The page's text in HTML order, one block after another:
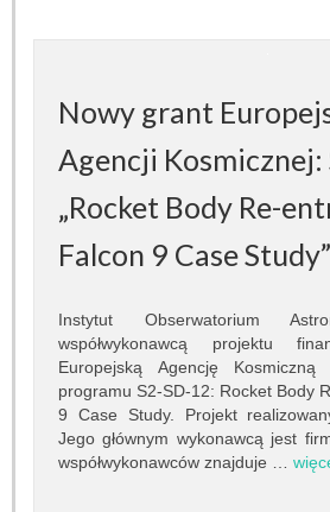
Dziedziny badań
Seminaria
Publikacje
Granty
Projekty
Konferencje
Serwisy sieciowe
STUDIA
Nowy grant
Agencji Kosmicznej:
„Rocket Body Re-
Falcon 9 Case Study”
Instytut Obserwatorium
współwykonawcą projektu
Europejską Agencję
programu S2-SD-12: Rocket Body
9 Case Study. Projekt
Jego głównym wykonawcą jest
współwykonawców znajduje …